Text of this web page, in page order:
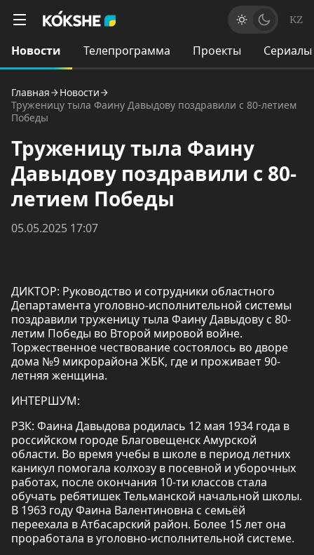
KZ
Новости Телепрограмма Проекты Сериалы
Главная
Новости
Труженицу тыла Фаину Давыдову поздравили с 80-летием
Победы
Труженицу тыла Фаину
Давыдову поздравили с 80-
летием Победы
05.05.2025 17:07
ДИКТОР: Руководство и сотрудники областного
Департамента уголовно-исполнительной системы
поздравили труженицу тыла Фаину Давыдову с 80-
летим Победы во Второй мировой войне.
Торжественное чествование состоялось во дворе
дома №9 микрорайона ЖБК, где и проживает 90-
летняя женщина.
ИНТЕРШУМ:
РЗК: Фаина Давыдова родилась 12 мая 1934 года в
российском городе Благовещенск Амурской
области. Во время учебы в школе в период летних
каникул помогала колхозу в посевной и уборочных
работах, после окончания 10-ти классов стала
обучать ребятишек Тельманской начальной школы.
В 1963 году Фаина Валентиновна с семьёй
переехала в Атбасарский район. Более 15 лет она
проработала в уголовно-исполнительной системе.